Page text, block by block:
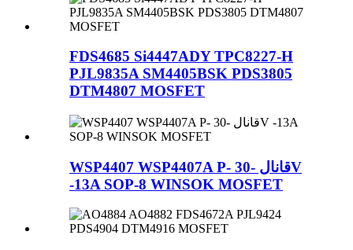
FDS4685 Si4447ADY TPC8227-H
PJL9835A SM4405BSK PDS3805
DTM4807 MOSFET
WSP4407 WSP4407A P- قانال -30V
-13A SOP-8 WINSOK MOSFET